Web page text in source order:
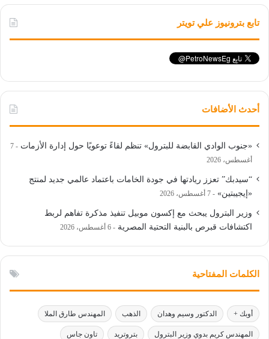
تابع بترونيوز علي تويتر
أحدث الأضافات
«جنوب الوادي القابضة للبترول» تنظم لقاءً توعويًا حول إدارة الأزمات
7
أغسطس، 2026
“سيدبك” تعزز ريادتها في جودة الخامات باعتماد عالمي جديد لمنتج
«إيجيبتين»
7 أغسطس، 2026
وزير البترول يبحث مع إكسون موبيل تنفيذ مذكرة تفاهم لربط
اكتشافات قبرص بالبنية التحتية المصرية
6 أغسطس، 2026
الكلمات المفتاحية
أوبك + الدكتور وسيم وهدان الذهب المهندس طارق الملا
المهندس كريم بدوي وزير البترول بتروتريد تاون جاس